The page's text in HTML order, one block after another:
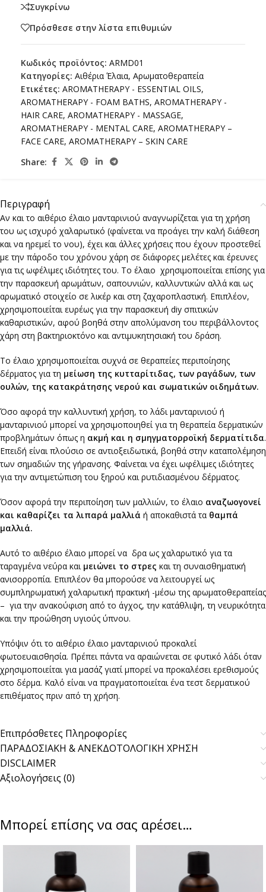
Συγκρίνω
Πρόσθεσε στην λίστα επιθυμιών
Κωδικός προϊόντος: ARMD01
Κατηγορίες: Aιθέρια Έλαια, Αρωματοθεραπεία
Ετικέτες: AROMATHERAPY - ESSENTIAL OILS,
AROMATHERAPY - FOAM BATHS, AROMATHERAPY -
HAIR CARE, AROMATHERAPY - MASSAGE,
AROMATHERAPY - MENTAL CARE, AROMATHERAPY –
FACE CARE, AROMATHERAPY – SKIN CARE
Share:
Περιγραφή
Αν και το αιθέριο έλαιο μανταρινιού αναγνωρίζεται για τη χρήση
του ως ισχυρό χαλαρωτικό (φαίνεται να προάγει την καλή διάθεση
και να ηρεμεί το νου), έχει και άλλες χρήσεις που έχουν προστεθεί
με την πάροδο του χρόνου χάρη σε διάφορες μελέτες και έρευνες
για τις ωφέλιμες ιδιότητες του. Το έλαιο χρησιμοποιείται επίσης για
την παρασκευή αρωμάτων, σαπουνιών, καλλυντικών αλλά και ως
αρωματικό στοιχείο σε λικέρ και στη ζαχαροπλαστική. Επιπλέον,
χρησιμοποιείται ευρέως για την παρασκευή diy σπιτικών
καθαριστικών, αφού βοηθά στην απολύμανση του περιβάλλοντος
χάρη στη βακτηριοκτόνο και αντιμυκητησιακή του δράση.
Το έλαιο χρησιμοποιείται συχνά σε θεραπείες περιποίησης
δέρματος για τη μείωση της κυτταρίτιδας, των ραγάδων, των
ουλών, της κατακράτησης νερού και σωματικών οιδημάτων.
Όσο αφορά την καλλυντική χρήση, το λάδι μανταρινιού ή
μανταρινιού μπορεί να χρησιμοποιηθεί για τη θεραπεία δερματικών
προβλημάτων όπως η ακμή και η σμηγματορροϊκή δερματίτιδα.
Επειδή είναι πλούσιο σε αντιοξειδωτικά, βοηθά στην καταπολέμηση
των σημαδιών της γήρανσης. Φαίνεται να έχει ωφέλιμες ιδιότητες
για την αντιμετώπιση του ξηρού και ρυτιδιασμένου δέρματος.
Όσον αφορά την περιποίηση των μαλλιών, το έλαιο αναζωογονεί
και καθαρίζει τα λιπαρά μαλλιά ή αποκαθιστά τα θαμπά
μαλλιά.
Αυτό το αιθέριο έλαιο μπορεί να δρα ως χαλαρωτικό για τα
ταραγμένα νεύρα καιμειώνει το στρες και τη συναισθηματική
ανισορροπία. Επιπλέον θα μπορούσε να λειτουργεί ως
συμπληρωματική χαλαρωτική πρακτική -μέσω της αρωματοθεραπείας
– για την ανακούφιση από το άγχος, την κατάθλιψη, τη νευρικότητα
και την προώθηση υγιούς ύπνου.
Υπόψιν ότι το αιθέριο έλαιο μανταρινιού προκαλεί
φωτοευαισθησία. Πρέπει πάντα να αραιώνεται σε φυτικό λάδι όταν
χρησιμοποιείται για μασάζ γιατί μπορεί να προκαλέσει ερεθισμούς
στο δέρμα. Καλό είναι να πραγματοποιείται ένα τεστ δερματικού
επιθέματος πριν από τη χρήση.
Επιπρόσθετες Πληροφορίες
ΠΑΡΑΔΟΣΙΑΚΗ & ΑΝΕΚΔΟΤΟΛΟΓΙΚΗ ΧΡΗΣΗ
DISCLAIMER
Αξιολογήσεις (0)
Μπορεί επίσης να σας αρέσει…